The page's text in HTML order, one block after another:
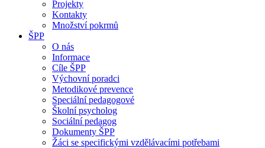
Projekty
Kontakty
Množství pokrmů
ŠPP
O nás
Informace
Cíle ŠPP
Výchovní poradci
Metodikové prevence
Speciální pedagogové
Školní psycholog
Sociální pedagog
Dokumenty ŠPP
Žáci se specifickými vzdělávacími potřebami